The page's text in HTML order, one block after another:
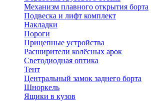
Механизм плавного открытия борта
Подвеска и лифт комплект
Накладки
Пороги
Прицепные устройства
Расширители колёсных арок
Светодиодная оптика
Тент
Центральный замок заднего борта
Шноркель
Ящики в кузов